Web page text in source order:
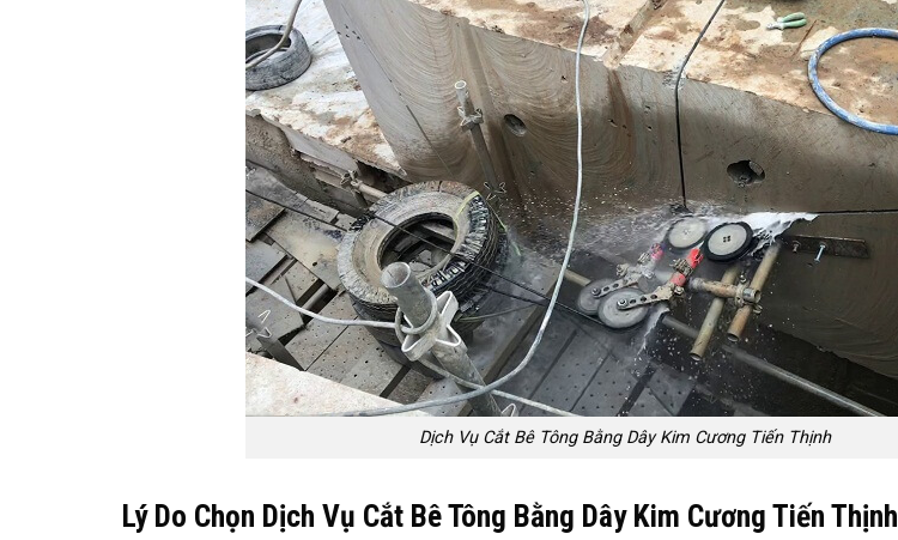
Dịch Vụ Cắt Bê Tông Bằng Dây Kim Cương Tiến Thịnh
Lý Do Chọn Dịch Vụ Cắt Bê Tông Bằng Dây Kim Cương Tiến Thịnh